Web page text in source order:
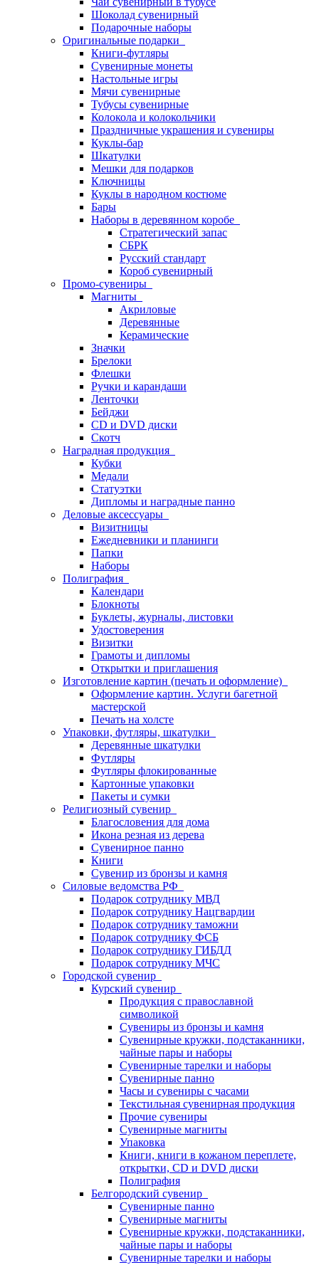
Шоколад сувенирный
Подарочные наборы
Оригинальные подарки
Книги-футляры
Сувенирные монеты
Настольные игры
Мячи сувенирные
Тубусы сувенирные
Колокола и колокольчики
Праздничные украшения и сувениры
Куклы-бар
Шкатулки
Мешки для подарков
Ключницы
Куклы в народном костюме
Бары
Наборы в деревянном коробе
Стратегический запас
СБРК
Русский стандарт
Короб сувенирный
Промо-сувениры
Магниты
Акриловые
Деревянные
Керамические
Значки
Брелоки
Флешки
Ручки и карандаши
Ленточки
Бейджи
CD и DVD диски
Скотч
Наградная продукция
Кубки
Медали
Статуэтки
Дипломы и наградные панно
Деловые аксессуары
Визитницы
Ежедневники и планинги
Папки
Наборы
Полиграфия
Календари
Блокноты
Буклеты, журналы, листовки
Удостоверения
Визитки
Грамоты и дипломы
Открытки и приглашения
Изготовление картин (печать и оформление)
Оформление картин. Услуги багетной
мастерской
Печать на холсте
Упаковки, футляры, шкатулки
Деревянные шкатулки
Футляры
Футляры флокированные
Картонные упаковки
Пакеты и сумки
Религиозный сувенир
Благословения для дома
Икона резная из дерева
Сувенирное панно
Книги
Сувенир из бронзы и камня
Силовые ведомства РФ
Подарок сотруднику МВД
Подарок сотруднику Нацгвардии
Подарок сотруднику таможни
Подарок сотруднику ФСБ
Подарок сотруднику ГИБДД
Подарок сотруднику МЧС
Городской сувенир
Курский сувенир
Продукция с православной
символикой
Сувениры из бронзы и камня
Сувенирные кружки, подстаканники,
чайные пары и наборы
Сувенирные тарелки и наборы
Сувенирные панно
Часы и сувениры с часами
Текстильная сувенирная продукция
Прочие сувениры
Сувенирные магниты
Упаковка
Книги, книги в кожаном переплете,
открытки, CD и DVD диски
Полиграфия
Белгородский сувенир
Сувенирные панно
Сувенирные магниты
Сувенирные кружки, подстаканники,
чайные пары и наборы
Сувенирные тарелки и наборы